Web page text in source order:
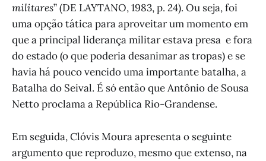
militares” (DE LAYTANO, 1983, p. 24). Ou seja, foi
uma opção tática para aproveitar um momento em
que a principal liderança militar estava presa e fora
do estado (o que poderia desanimar as tropas) e se
havia há pouco vencido uma importante batalha, a
Batalha do Seival. É só então que Antônio de Sousa
Netto proclama a República Rio-Grandense.
Em seguida, Clóvis Moura apresenta o seguinte
argumento que reproduzo, mesmo que extenso, na